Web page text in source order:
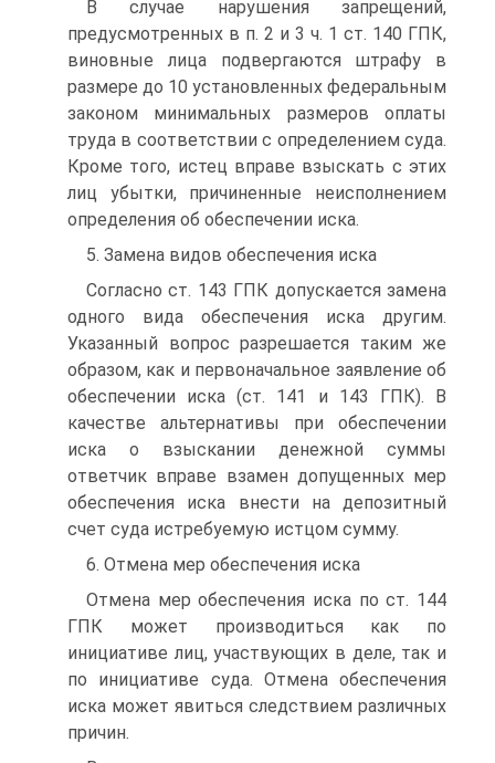
В случае нарушения запрещений,
предусмотренных в п. 2 и 3 ч. 1 ст. 140 ГПК,
виновные лица подвергаются штрафу в
размере до 10 установленных федеральным
законом минимальных размеров оплаты
труда в соответствии с определением суда.
Кроме того, истец вправе взыскать с этих
лиц убытки, причиненные неисполнением
определения об обеспечении иска.
5. Замена видов обеспечения иска
Согласно ст. 143 ГПК допускается замена
одного вида обеспечения иска другим.
Указанный вопрос разрешается таким же
образом, как и первоначальное заявление об
обеспечении иска (ст. 141 и 143 ГПК). В
качестве альтернативы при обеспечении
иска о взыскании денежной суммы
ответчик вправе взамен допущенных мер
обеспечения иска внести на депозитный
счет суда истребуемую истцом сумму.
6. Отмена мер обеспечения иска
Отмена мер обеспечения иска по ст. 144
ГПК может производиться как по
инициативе лиц, участвующих в деле, так и
по инициативе суда. Отмена обеспечения
иска может явиться следствием различных
причин.